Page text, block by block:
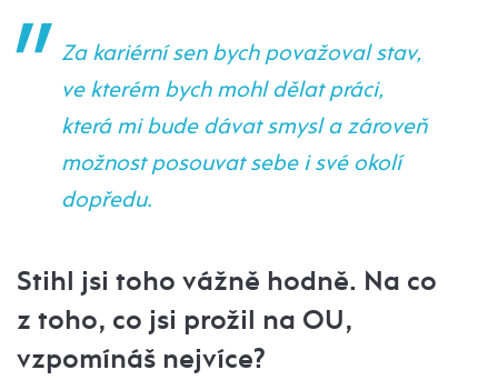
Za kariérní sen bych považoval stav,
ve kterém bych mohl dělat práci,
která mi bude dávat smysl a zároveň
možnost posouvat sebe i své okolí
dopředu.
Stihl jsi toho vážně hodně. Na co
z toho, co jsi prožil na OU,
vzpomínáš nejvíce?